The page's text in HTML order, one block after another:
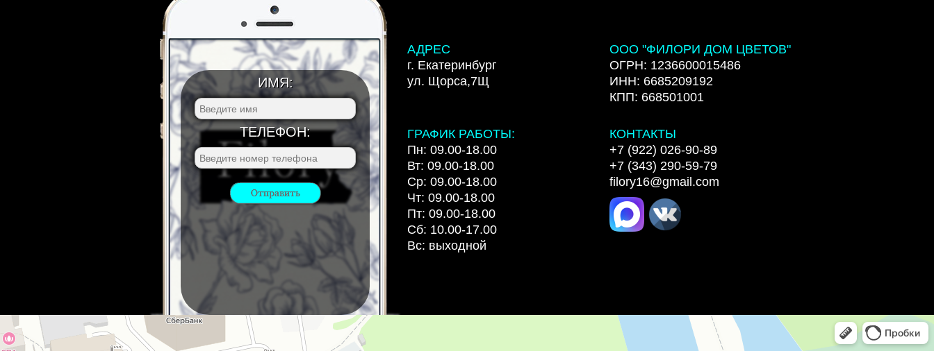
ИМЯ:
ТЕЛЕФОН:
АДРЕС
г. Екатеринбург
ул. Щорса,7Щ
ООО "ФИЛОРИ ДОМ ЦВЕТОВ"
ОГРН: 1236600015486
ИНН: 6685209192
КПП: 668501001
ГРАФИК РАБОТЫ:
Пн: 09.00-18.00
Вт: 09.00-18.00
Ср: 09.00-18.00
Чт: 09.00-18.00
Пт: 09.00-18.00
Сб: 10.00-17.00
Вс: выходной
КОНТАКТЫ
+7 (922) 026-90-89
+7 (343) 290-59-79
filory16@gmail.com